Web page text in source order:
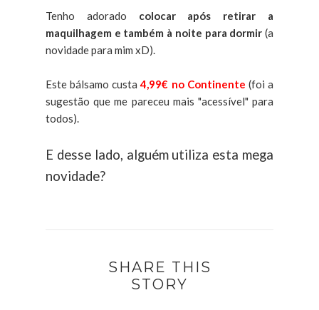
Tenho adorado colocar após retirar a
maquilhagem e também à noite para dormir (a
novidade para mim xD).
Este bálsamo custa4,99€ no Continente (foi a
sugestão que me pareceu mais "acessível" para
todos).
E desse lado, alguém utiliza esta mega
novidade?
SHARE THIS
STORY